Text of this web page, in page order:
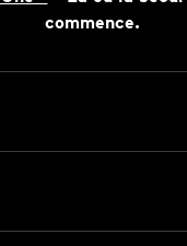
commence.